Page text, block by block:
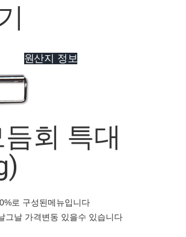
원산지 정보
회 특대
로 구성된메뉴입니다
그날 가격변동 있을수 있습니다